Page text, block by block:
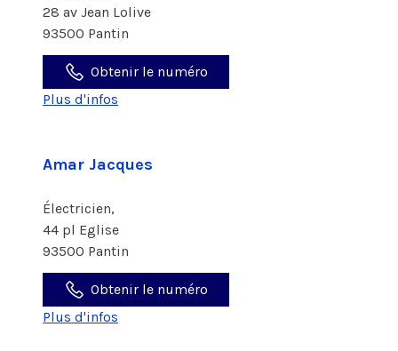
28 av Jean Lolive
93500 Pantin
Obtenir le numéro
Plus d'infos
Amar Jacques
Électricien,
44 pl Eglise
93500 Pantin
Obtenir le numéro
Plus d'infos